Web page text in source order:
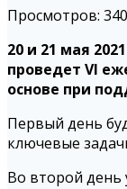
Просмотров:
20 и 21 мая
проведет VI
основе при
Первый день
ключевые
Во второй день